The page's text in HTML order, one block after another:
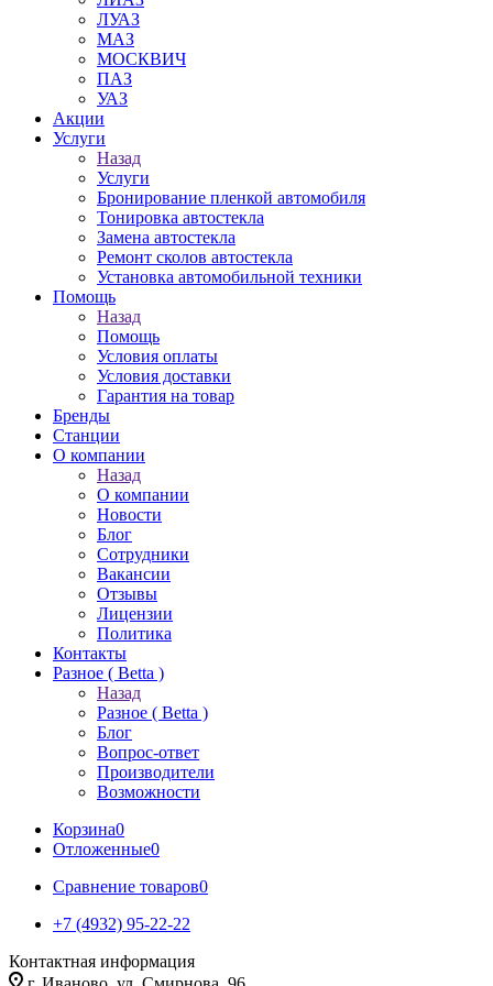
ЛУАЗ
МАЗ
МОСКВИЧ
ПАЗ
УАЗ
Акции
Услуги
Назад
Услуги
Бронирование пленкой автомобиля
Тонировка автостекла
Замена автостекла
Ремонт сколов автостекла
Установка автомобильной техники
Помощь
Назад
Помощь
Условия оплаты
Условия доставки
Гарантия на товар
Бренды
Станции
О компании
Назад
О компании
Новости
Блог
Сотрудники
Вакансии
Отзывы
Лицензии
Политика
Контакты
Разное ( Betta )
Назад
Разное ( Betta )
Блог
Вопрос-ответ
Производители
Возможности
Корзина0
Отложенные0
Сравнение товаров0
+7 (4932) 95-22-22
Контактная информация